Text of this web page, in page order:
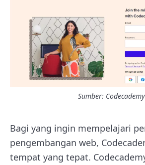
Sumber: Codecademy
Bagi yang ingin mempelajari
pengembangan web,
tempat yang tepat.